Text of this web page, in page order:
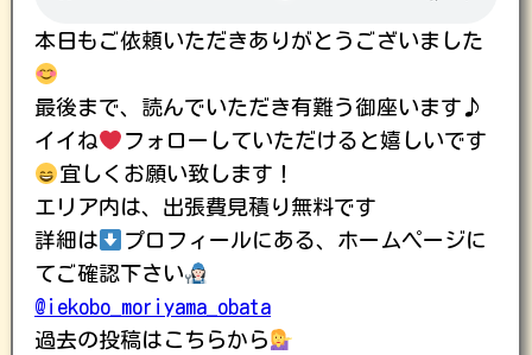
本日もご依頼いただきありがとうございました
最後まで、読んでいただき有難う御座います♪
イイね
フォローしていただけると嬉しいです
宜しくお願い致します！
エリア内は、出張費見積り無料です
詳細は
プロフィールにある、ホームページに
てご確認下さい
@iekobo_moriyama_obata
過去の投稿はこちらから